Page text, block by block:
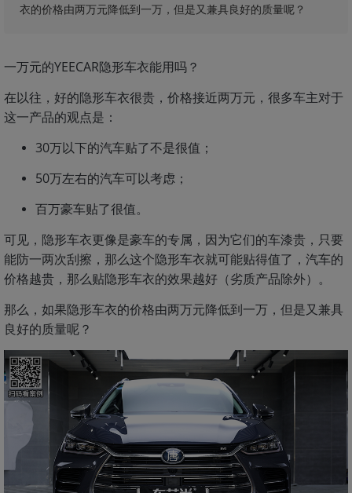
衣的价格由两万元降低到一万，但是又兼具良好的质量呢？
一万元的YEECAR隐形车衣能用吗？
在以往，好的隐形车衣很贵，价格接近两万元，很多车主对于
这一产品的观点是：
30万以下的汽车贴了不是很值；
50万左右的汽车可以考虑；
百万豪车贴了很值。
可见，隐形车衣更像是豪车的专属，因为它们的车漆贵，只要
能防一两次刮擦，那么这个隐形车衣就可能贴得值了，汽车的
价格越贵，那么贴隐形车衣的效果越好（劣质产品除外）。
那么，如果隐形车衣的价格由两万元降低到一万，但是又兼具
良好的质量呢？